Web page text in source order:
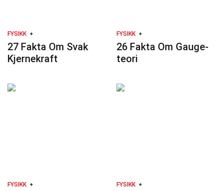
FYSIKK
27 Fakta Om Svak
Kjernekraft
FYSIKK
26 Fakta Om Gauge-
teori
FYSIKK FYSIKK